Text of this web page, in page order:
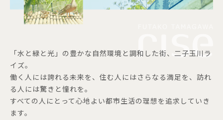
「水と緑と光」の豊かな自然環境と調和した街、二子玉川ラ
イズ。
働く人には誇れる未来を、住む人にはさらなる満足を、訪れ
る人には驚きと憧れを。
すべての人にとって心地よい都市生活の理想を追求していき
ます。